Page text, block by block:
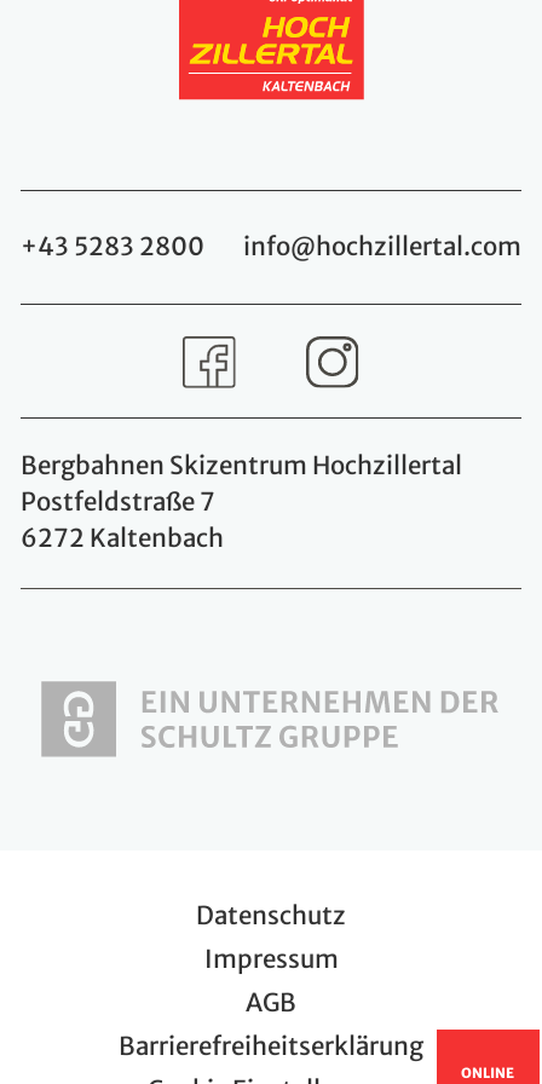
ONLINE
+43 5283 2800 info@hochzillertal.com
Bergbahnen Skizentrum Hochzillertal
Postfeldstraße 7
6272 Kaltenbach
Datenschutz
Impressum
AGB
Barrierefreiheitserklärung